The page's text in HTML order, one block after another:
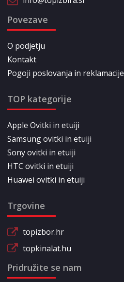
Povezave
O podjetju
Kontakt
Pogoji poslovanja in reklamacije
TOP kategorije
Apple Ovitki in etuiji
Samsung ovitki in etuiji
Sony ovitki in etuiji
HTC ovitki in etuiji
Huawei ovitki in etuiji
Trgovine
topizbor.hr
topkinalat.hu
Pridružite se nam